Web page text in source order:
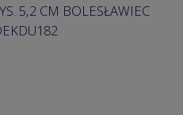
5,2 CM BOLESŁAWIEC